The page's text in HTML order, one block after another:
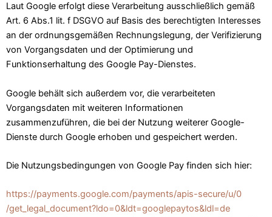
Laut Google erfolgt diese Verarbeitung ausschließlich gemäß
Art. 6 Abs.1 lit. f DSGVO auf Basis des berechtigten Interesses
an der ordnungsgemäßen Rechnungslegung, der Verifizierung
von Vorgangsdaten und der Optimierung und
Funktionserhaltung des Google Pay-Dienstes.
Google behält sich außerdem vor, die verarbeiteten
Vorgangsdaten mit weiteren Informationen
zusammenzuführen, die bei der Nutzung weiterer Google-
Dienste durch Google erhoben und gespeichert werden.
Die Nutzungsbedingungen von Google Pay finden sich hier:
https://payments.google.com/payments/apis-secure/u/0
/get_legal_document?ldo=0&ldt=googlepaytos&ldl=de